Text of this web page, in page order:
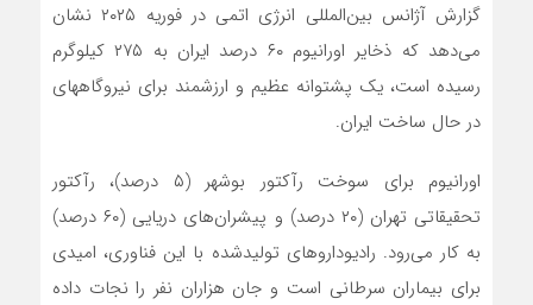
گزارش آژانس بین‌المللی انرژی اتمی در فوریه ۲۰۲۵ نشان
می‌دهد که ذخایر اورانیوم ۶۰ درصد ایران به ۲۷۵ کیلوگرم
رسیده است، یک پشتوانه عظیم و ارزشمند برای نیروگاههای
در حال ساخت ایران.
اورانیوم برای سوخت رآکتور بوشهر (۵ درصد)، رآکتور
تحقیقاتی تهران (۲۰ درصد) و پیشران‌های دریایی (۶۰ درصد)
به کار می‌رود. رادیوداروهای تولیدشده با این فناوری، امیدی
برای بیماران سرطانی است و جان هزاران نفر را نجات داده